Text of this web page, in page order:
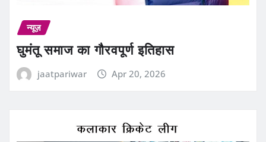
न्यूज़
घुमंतू समाज का गौरवपूर्ण इतिहास
jaatpariwar Apr 20, 2026